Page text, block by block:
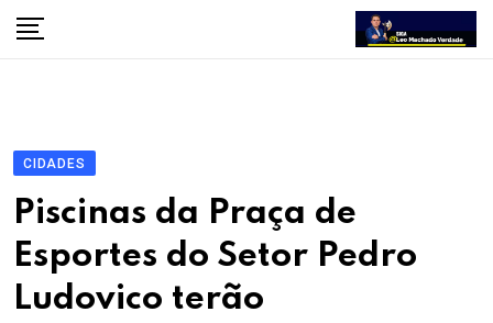
Skip
CIDADES
Piscinas da Praça de
Esportes do Setor Pedro
Ludovico terão